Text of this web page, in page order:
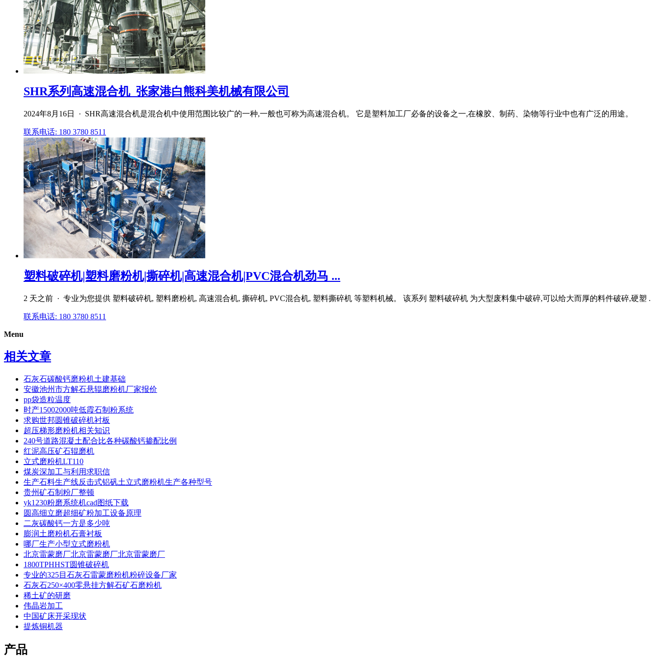
SHR系列高速混合机_张家港白熊科美机械有限公司
2024年8月16日 · SHR高速混合机是混合机中使用范围比较广的一种,一般也可称为高速混合机。 它是塑料加工厂必备的设备之一,在橡胶、制药、染物等行业中也有广泛的用途。
联系电话: 180 3780 8511
塑料破碎机|塑料磨粉机|撕碎机|高速混合机|PVC混合机劲马 ...
2 天之前 · 专业为您提供 塑料破碎机, 塑料磨粉机, 高速混合机, 撕碎机, PVC混合机, 塑料撕碎机 等塑料机械。 该系列 塑料破碎机 为大型废料集中破碎,可以给大而厚的料件破碎,硬塑 .
联系电话: 180 3780 8511
Menu
相关文章
石灰石碳酸钙磨粉机土建基础
安徽池州市方解石悬辊磨粉机厂家报价
pp袋造粒温度
时产15002000吨低霞石制粉系统
求购世邦圆锥破碎机衬板
超压梯形磨粉机相关知识
240号道路混凝土配合比各种碳酸钙掺配比例
红泥高压矿石辊磨机
立式磨粉机LT110
煤炭深加工与利用求职信
生产石料生产线反击式铝矾土立式磨粉机生产各种型号
贵州矿石制粉厂整顿
yk1230粉磨系统机cad图纸下载
圆高细立磨超细矿粉加工设备原理
二灰碳酸钙一方是多少吨
膨润土磨粉机石膏衬板
哪厂生产小型立式磨粉机
北京雷蒙磨厂北京雷蒙磨厂北京雷蒙磨厂
1800TPHHST圆锥破碎机
专业的325目石灰石雷蒙磨粉机粉碎设备厂家
石灰石250×400零悬挂方解石矿石磨粉机
稀土矿的研磨
伟晶岩加工
中国矿床开采现状
提炼铜机器
产品